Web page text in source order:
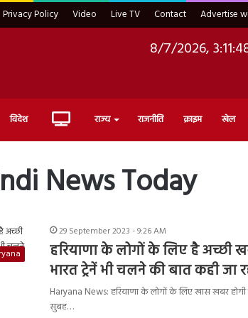
Privacy Policy Video Live TV Contact Advertise
8/7/2026,
विदेश Live राज्य राजनीति क्राइम खेल
News Today
29 September 2023 - 9:26 AM
हरियाणा के लोगों के लिए है अच्छी
भारत ट्रेनें भी चलने की बात कही जा
Haryana News: हरियाणा के लोगों के लिए खास खबर होगी
सुबह…